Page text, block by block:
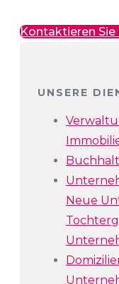
Kontaktieren Sie
UNSERE
Neue